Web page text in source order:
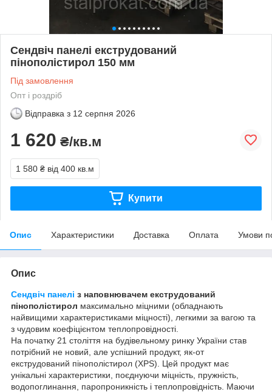
Сендвіч панелі екструдований
пінополістирол 150 мм
Під замовлення
Опт і роздріб
Відправка з 12 серпня 2026
1 620 ₴/кв.м
1 580 ₴ від 400 кв.м
Купити
Опис Характеристики Доставка Оплата Умови
Опис
Сендвіч панелі з наповнювачем екструдований
пінополістирол максимально міцними (обладнають
найвищими характеристиками міцності), легкими за вагою та
з чудовим коефіцієнтом теплопровідності.
На початку 21 століття на будівельному ринку України став
потрібний не новий, але успішний продукт, як-от
екструдований пінополістирол (XPS). Цей продукт має
унікальні характеристики, поєднуючи міцність, пружність,
водопоглинання, паропроникність і теплопровідність. Маючи